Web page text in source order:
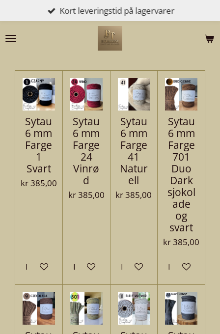
til
hovedinnhold
Kort leveringstid på lagervarer
Sytau
6 mm
Farge
1
Svart
kr 385,00
Legg til handlevogn
Sytau
6 mm
Farge
24
Vinrø
d
kr 385,00
Legg til handlevogn
Sytau
6 mm
Farge
41
Natur
ell
kr 385,00
Legg til handlevogn
Sytau
6 mm
Farge
701
Duo
Dark
sjokol
ade
og
svart
kr 385,00
Legg til